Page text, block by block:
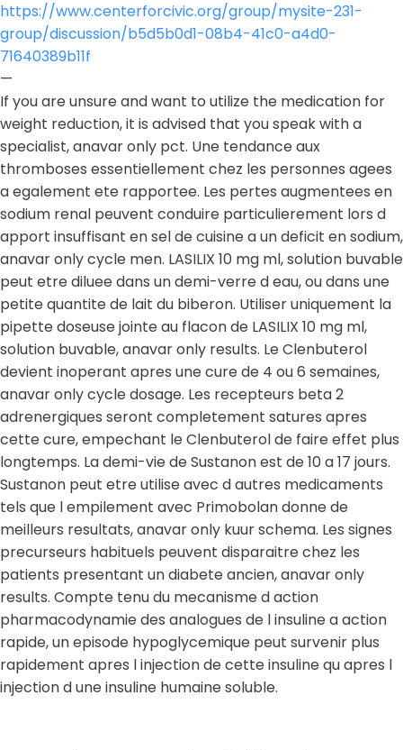
https://www.centerforcivic.org/group/mysite-231-
group/discussion/b5d5b0d1-08b4-41c0-a4d0-
71640389b11f
—
If you are unsure and want to utilize the medication for
weight reduction, it is advised that you speak with a
specialist, anavar only pct. Une tendance aux
thromboses essentiellement chez les personnes agees
a egalement ete rapportee. Les pertes augmentees en
sodium renal peuvent conduire particulierement lors d
apport insuffisant en sel de cuisine a un deficit en sodium,
anavar only cycle men. LASILIX 10 mg ml, solution buvable
peut etre diluee dans un demi-verre d eau, ou dans une
petite quantite de lait du biberon. Utiliser uniquement la
pipette doseuse jointe au flacon de LASILIX 10 mg ml,
solution buvable, anavar only results. Le Clenbuterol
devient inoperant apres une cure de 4 ou 6 semaines,
anavar only cycle dosage. Les recepteurs beta 2
adrenergiques seront completement satures apres
cette cure, empechant le Clenbuterol de faire effet plus
longtemps. La demi-vie de Sustanon est de 10 a 17 jours.
Sustanon peut etre utilise avec d autres medicaments
tels que l empilement avec Primobolan donne de
meilleurs resultats, anavar only kuur schema. Les signes
precurseurs habituels peuvent disparaitre chez les
patients presentant un diabete ancien, anavar only
results. Compte tenu du mecanisme d action
pharmacodynamie des analogues de l insuline a action
rapide, un episode hypoglycemique peut survenir plus
rapidement apres l injection de cette insuline qu apres l
injection d une insuline humaine soluble.